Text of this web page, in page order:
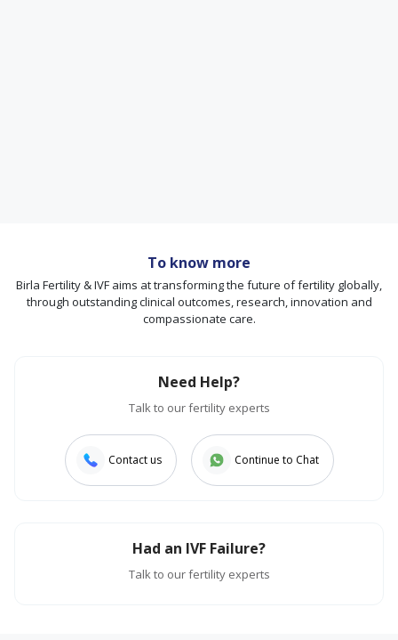
To know more
Birla Fertility & IVF aims at transforming the future of fertility globally,
through outstanding clinical outcomes, research, innovation and
compassionate care.
Need Help?
Talk to our fertility experts
Contact us Continue to Chat
Had an IVF Failure?
Talk to our fertility experts